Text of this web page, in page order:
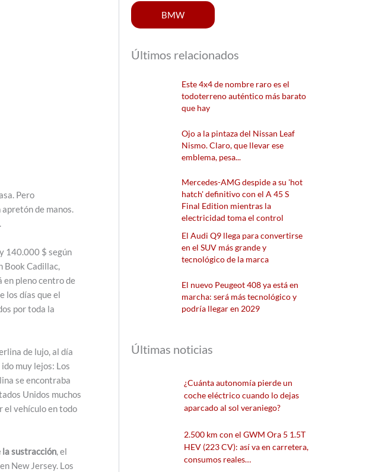
Pero
de manos.
140.000 $ según
Book Cadillac,
en pleno centro de
los días que el
por toda la
de lujo, al día
muy lejos: Los
se encontraba
Unidos muchos
el vehículo en todo
la sustracción, el
New Jersey. Los
BMW
Últimos relacionados
Este 4x4 de nombre raro es el
todoterreno auténtico más barato
que hay
Ojo a la pintaza del Nissan Leaf
Nismo. Claro, que llevar ese
emblema, pesa...
Mercedes-AMG despide a su 'hot
hatch' definitivo con el A 45 S
Final Edition mientras la
electricidad toma el control
El Audi Q9 llega para convertirse
en el SUV más grande y
tecnológico de la marca
El nuevo Peugeot 408 ya está en
marcha: será más tecnológico y
podría llegar en 2029
Últimas noticias
¿Cuánta autonomía pierde un
coche eléctrico cuando lo dejas
aparcado al sol veraniego?
2.500 km con el GWM Ora 5 1.5T
HEV (223 CV): así va en carretera,
consumos reales…